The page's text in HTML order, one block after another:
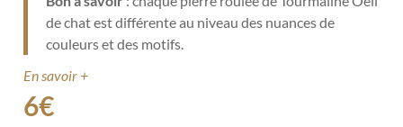
de chat est différente au niveau des nuances de
couleurs et des motifs.
En savoir +
6€